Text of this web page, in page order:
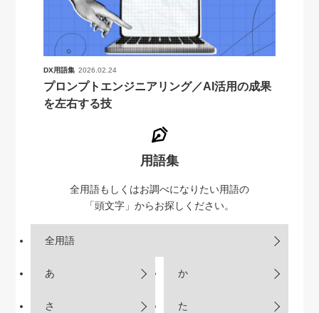
DX用語集 2026.02.24
プロンプトエンジニアリング／AI活用の成果
を左右する技
用語集
全用語もしくはお調べになりたい用語の
「頭文字」からお探しください。
全用語
あ か
さ た